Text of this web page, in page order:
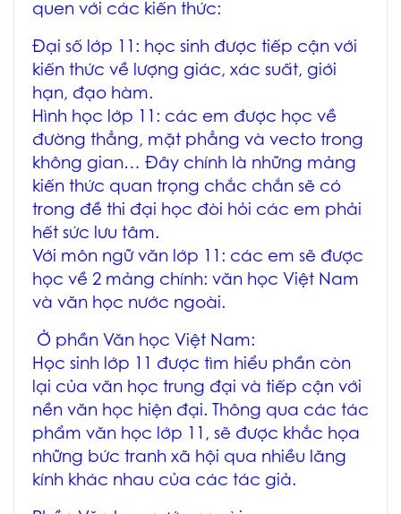
quen với các kiến thức:
Đại số lớp 11: học sinh được tiếp cận với
kiến thức về lượng giác, xác suất, giới
hạn, đạo hàm.
Hình học lớp 11: các em được học về
đường thẳng, mặt phẳng và vecto trong
không gian… Đây chính là những mảng
kiến thức quan trọng chắc chắn sẽ có
trong đề thi đại học đòi hỏi các em phải
hết sức lưu tâm.
Với môn ngữ văn lớp 11: các em sẽ được
học về 2 mảng chính: văn học Việt Nam
và văn học nước ngoài.
Ở phần Văn học Việt Nam:
Học sinh lớp 11 được tìm hiểu phần còn
lại của văn học trung đại và tiếp cận với
nền văn học hiện đại. Thông qua các tác
phẩm văn học lớp 11, sẽ được khắc họa
những bức tranh xã hội qua nhiều lăng
kính khác nhau của các tác giả.